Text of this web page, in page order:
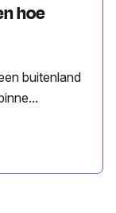
hoe
buitenland